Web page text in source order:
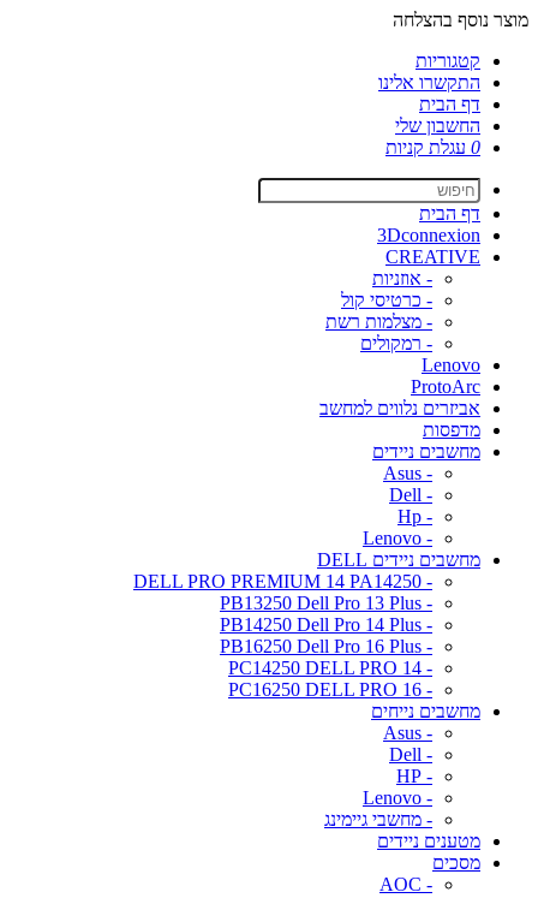
מוצר נוסף בהצלחה
קטגוריות
התקשרו אלינו
דף הבית
החשבון שלי
0 עגלת קניות
דף הבית
3Dconnexion
CREATIVE
- אוזניות
- כרטיסי קול
- מצלמות רשת
- רמקולים
Lenovo
ProtoArc
אביזרים נלווים למחשב
מדפסות
מחשבים ניידים
- Asus
- Dell
- Hp
- Lenovo
מחשבים ניידים DELL
- DELL PRO PREMIUM 14 PA14250
- PB13250 Dell Pro 13 Plus
- PB14250 Dell Pro 14 Plus
- PB16250 Dell Pro 16 Plus
- PC14250 DELL PRO 14
- PC16250 DELL PRO 16
מחשבים נייחים
- Asus
- Dell
- HP
- Lenovo
- מחשבי גיימינג
מטענים ניידים
מסכים
- AOC